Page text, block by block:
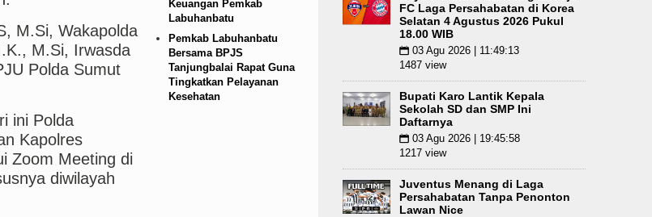
M.Si, Wakapolda
M.Si, Irwasda
Polda Sumut
ini Polda
Kapolres
Zoom Meeting di
diwilayah
Keuangan Pemkab
Labuhanbatu
Pemkab Labuhanbatu
Bersama BPJS
Tanjungbalai Rapat Guna
Tingkatkan Pelayanan
Kesehatan
FC Laga Persahabatan di Korea
Selatan 4 Agustus 2026 Pukul
18.00 WIB
📅 03 Agu 2026 | 11:49:13
1487 view
Bupati Karo Lantik Kepala
Sekolah SD dan SMP Ini
Daftarnya
📅 03 Agu 2026 | 19:45:58
1217 view
Juventus Menang di Laga
Persahabatan Tanpa Penonton
Lawan Nice